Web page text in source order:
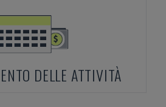
DELLE ATTIVITÀ